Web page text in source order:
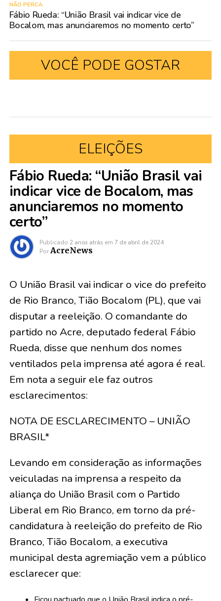
NÃO PERCA
Fábio Rueda: “União Brasil vai indicar vice de
Bocalom, mas anunciaremos no momento certo”
VOCÊ PODE GOSTAR
ELEIÇÕES
Fábio Rueda: “União Brasil vai
indicar vice de Bocalom, mas
anunciaremos no momento
certo”
Publicado 2 anos atrás em 7 de abril de 2024
Por AcreNews
O União Brasil vai indicar o vice do prefeito
de Rio Branco, Tião Bocalom (PL), que vai
disputar a reeleição. O comandante do
partido no Acre, deputado federal Fábio
Rueda, disse que nenhum dos nomes
ventilados pela imprensa até agora é real.
Em nota a seguir ele faz outros
esclarecimentos:
NOTA DE ESCLARECIMENTO – UNIÃO
BRASIL*
Levando em consideração as informações
veiculadas na imprensa a respeito da
aliança do União Brasil com o Partido
Liberal em Rio Branco, em torno da pré-
candidatura à reeleição do prefeito de Rio
Branco, Tião Bocalom, a executiva
municipal desta agremiação vem a público
esclarecer que: